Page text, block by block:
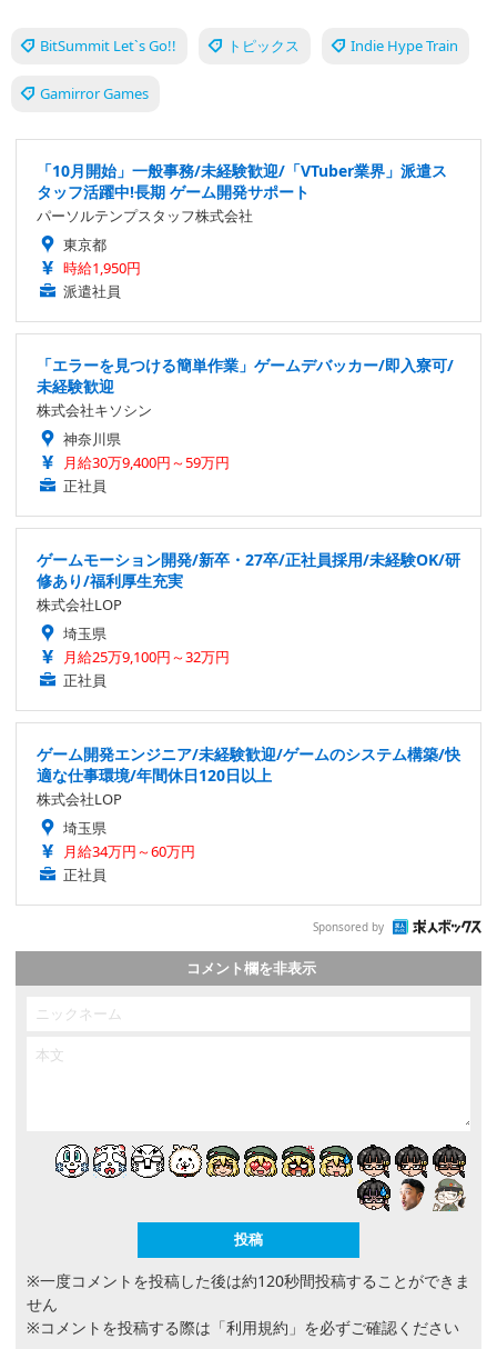
BitSummit Let`s Go!! トピックス Indie Hype Train
Gamirror Games
「10月開始」一般事務/未経験歓迎/「VTuber業界」派遣ス
タッフ活躍中!長期 ゲーム開発サポート
パーソルテンプスタッフ株式会社
東京都
時給1,950円
派遣社員
「エラーを見つける簡単作業」ゲームデバッカー/即入寮可/
未経験歓迎
株式会社キソシン
神奈川県
月給30万9,400円～59万円
正社員
ゲームモーション開発/新卒・27卒/正社員採用/未経験OK/研
修あり/福利厚生充実
株式会社LOP
埼玉県
月給25万9,100円～32万円
正社員
ゲーム開発エンジニア/未経験歓迎/ゲームのシステム構築/快
適な仕事環境/年間休日120日以上
株式会社LOP
埼玉県
月給34万円～60万円
正社員
Sponsored by
コメント欄を非表示
※一度コメントを投稿した後は約120秒間投稿することができま
せん
※コメントを投稿する際は 「利用規約」 を必ずご確認ください